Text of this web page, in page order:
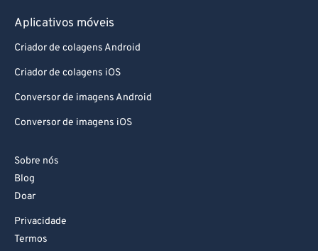
Aplicativos móveis
Criador de colagens Android
Criador de colagens iOS
Conversor de imagens Android
Conversor de imagens iOS
Sobre nós
Blog
Doar
Privacidade
Termos